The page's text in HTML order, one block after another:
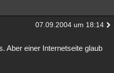
07.09.2004 um 18:14
Aber einer Internetseite glaub